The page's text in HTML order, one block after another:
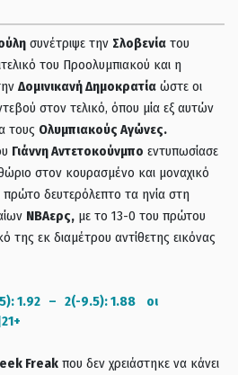
συνέτριψε την Σλοβενία του
του Προολυμπιακού και η
Δομινικανή Δημοκρατία ώστε οι
στον τελικό, όπου μία εξ αυτών
τους Ολυμπιακούς Αγώνες.
Γιάννη Αντετοκούνμπο εντυπωσίασε
στον κουρασμένο και μοναχικό
δευτερόλεπτο τα ηνία στη
ΝΒΑερς, με το 13-0 του πρώτου
της εκ διαμέτρου αντίθετης εικόνας
1.92 – 2(-9.5): 1.88 οι
Freak που δεν χρειάστηκε να κάνει